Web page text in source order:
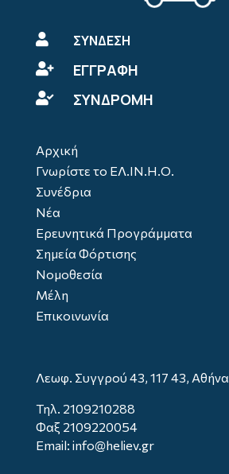
 ΣΥΝΔΕΣΗ
 ΕΓΓΡΑΦΗ
 ΣΥΝΔΡΟΜΗ
Αρχική
Γνωρίστε το ΕΛ.ΙΝ.Η.Ο.
Συνέδρια
Νέα
Ερευνητικά Προγράμματα
Σημεία Φόρτισης
Νομοθεσία
Μέλη
Επικοινωνία
Λεωφ. Συγγρού 43, 117 43, Αθήνα
Τηλ. 2109210288
Φαξ 2109220054
Email: info@heliev.gr